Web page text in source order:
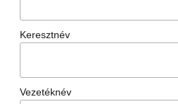
Keresztnév
Vezetéknév